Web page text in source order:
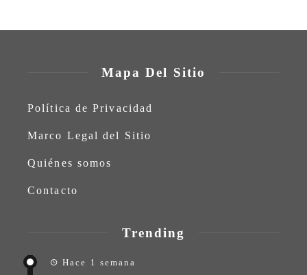
Mapa Del Sitio
Política de Privacidad
Marco Legal del Sitio
Quiénes somos
Contacto
Trending
Hace 1 semana